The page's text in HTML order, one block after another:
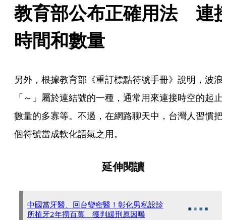
教育部公布正確用法　連
時間和數量
另外，根據教育部《重訂標點符號手冊》說明，波浪
「～」屬於連結號的一種，通常用來連接時空的起止
數量的多寡等。不過，在網路聊天中，台灣人習慣把
個符號當成軟化語氣之用。
延伸閱讀
中國當牙醫、回台變密醫！彰化男私設診
所植牙2年撈百萬 獲判緩刑原因曝